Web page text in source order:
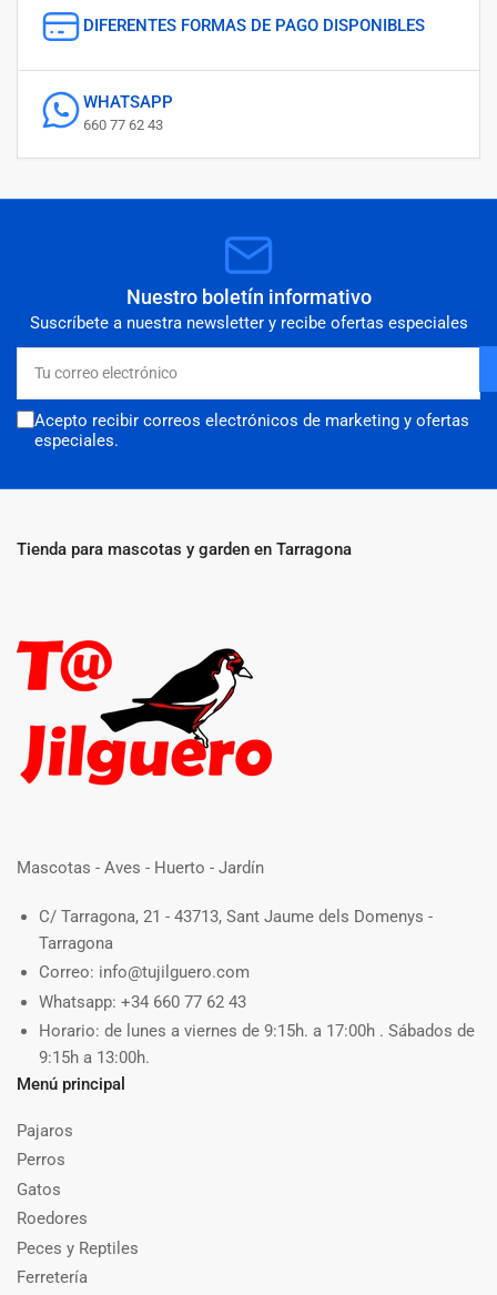
DIFERENTES FORMAS DE PAGO DISPONIBLES
WHATSAPP
660 77 62 43
Nuestro boletín informativo
Suscríbete a nuestra newsletter y recibe ofertas especiales
correo
electrónico
Acepto recibir correos electrónicos de marketing y ofertas
especiales.
Tienda para mascotas y garden en Tarragona
Mascotas - Aves - Huerto - Jardín
C/ Tarragona, 21 - 43713, Sant Jaume dels Domenys -
Tarragona
Correo: info@tujilguero.com
Whatsapp: +34 660 77 62 43
Horario: de lunes a viernes de 9:15h. a 17:00h . Sábados de
9:15h a 13:00h.
Menú principal
Pajaros
Perros
Gatos
Roedores
Peces y Reptiles
Ferretería